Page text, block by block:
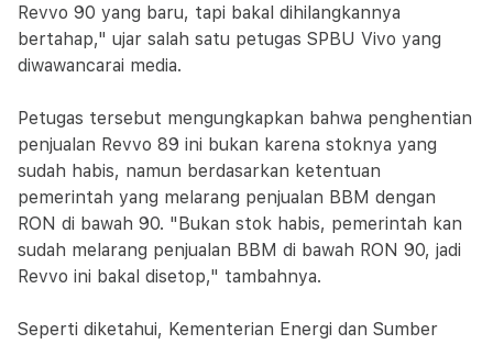
Revvo 90 yang baru, tapi bakal dihilangkannya
bertahap," ujar salah satu petugas SPBU Vivo yang
diwawancarai media.
Petugas tersebut mengungkapkan bahwa penghentian
penjualan Revvo 89 ini bukan karena stoknya yang
sudah habis, namun berdasarkan ketentuan
pemerintah yang melarang penjualan BBM dengan
RON di bawah 90. "Bukan stok habis, pemerintah kan
sudah melarang penjualan BBM di bawah RON 90, jadi
Revvo ini bakal disetop," tambahnya.
Seperti diketahui, Kementerian Energi dan Sumber